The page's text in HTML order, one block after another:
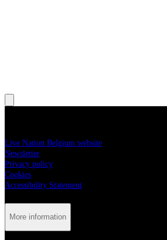
Live Nation Belgium website
Newsletter
Privacy policy
Cookies
Accessibility Statement
More information